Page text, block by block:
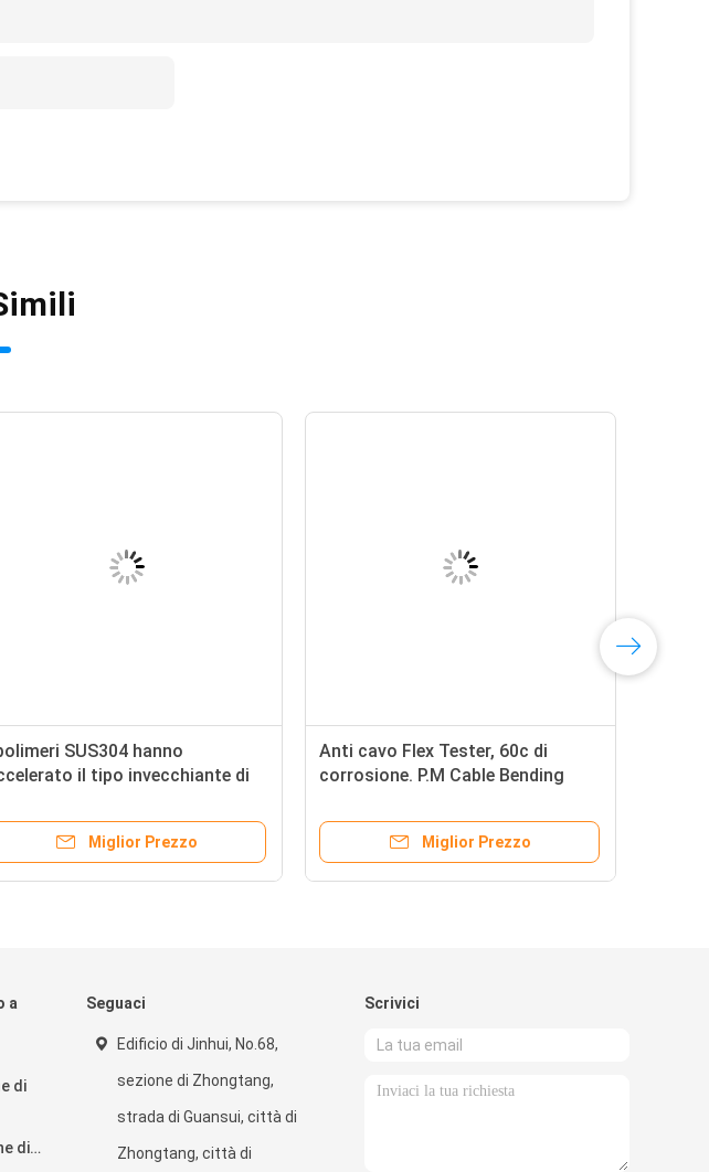
SUS304 hanno
il tipo invecchiante di
Miglior Prezzo
Anti cavo Flex Tester, 60c di
corrosione. P.M Cable Bending
Miglior Prezzo
a
di
di
Seguaci
Edificio di Jinhui, No.68,
sezione di Zhongtang,
strada di Guansui, città di
Zhongtang, città di
Scrivici